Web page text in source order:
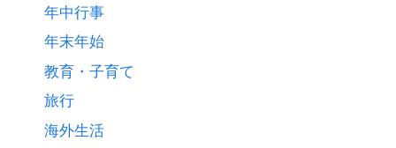
年中行事
年末年始
教育・子育て
旅行
海外生活